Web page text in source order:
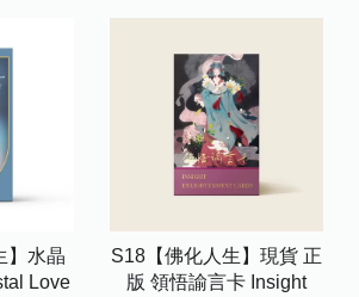
】水晶
Love
S18【佛化人生】現貨 正
版 領悟諭言卡 Insight